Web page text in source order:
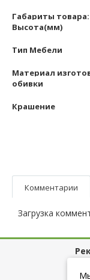
Габариты товара:
Высота(мм)
Тип Мебели
Материал
обивки
Крашение
Комментарии
Загрузка